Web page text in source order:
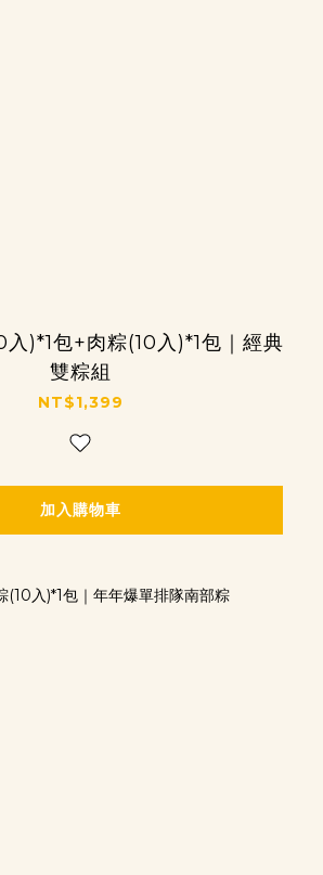
入)*1包+肉粽(10入)*1包｜經典
雙粽組
NT$1,399
加入購物車